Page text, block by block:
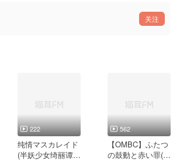
关注
222
纯情マスカレイド
(半妖少女绮丽谭 E
562
【OMBC】ふたつ
の鼓動と赤い罪(O